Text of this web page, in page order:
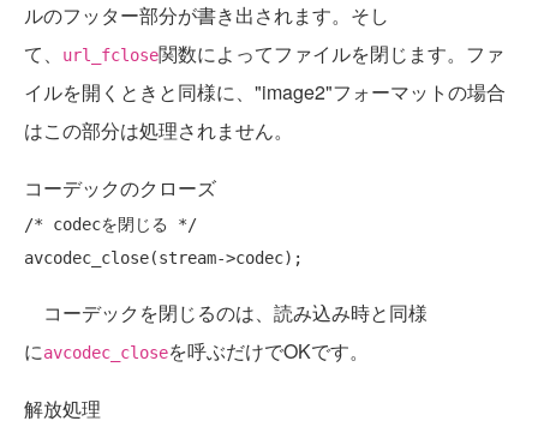
ルのフッター部分が書き出されます。そし
て、
url_fclose関数によってファイルを閉じます。ファ
イルを開くときと同様に、"image2"フォーマットの場合
はこの部分は処理されません。
コーデックのクローズ
/* codecを閉じる */
コーデックを閉じるのは、読み込み時と同様
にavcodec_closeを呼ぶだけでOKです。
解放処理